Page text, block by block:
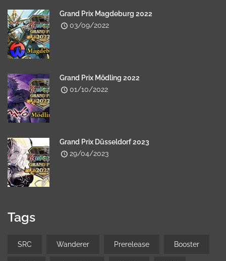
Grand Prix Magdeburg 2022
03/09/2022
Grand Prix Mödling 2022
01/10/2022
Grand Prix Düsseldorf 2023
29/04/2023
Tags
SRC Wanderer Prerelease Booster